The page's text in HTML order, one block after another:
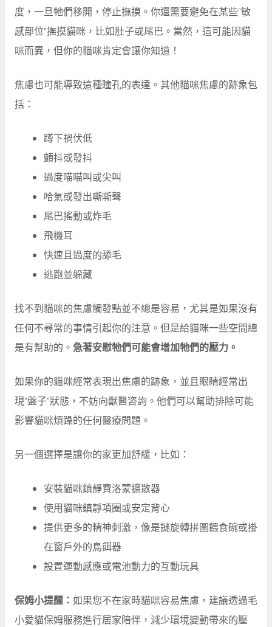
度，一旦牠們移開，停止撫摸。你還需要避免在某些”敏
感部位”撫摸貓咪，比如肚子或尾巴。當然，這可能因貓
咪而異，但你的貓咪肯定會讓你知道！
焦慮也可能導致這種瞳孔的表達。其他貓咪焦慮的跡象包
括：
蹲下禍伏低
顫抖或發抖
過度喵喵叫或尖叫
哈氣或發出嘶嘶聲
尾巴搖動或炸毛
飛機耳
快速且過度的舔毛
逃跑並躲藏
找不到貓咪的焦慮觸發點並不總是容易，尤其是如果沒有
任何不尋常的事情引起你的注意。但是給貓咪一些空間總
是有幫助的。 急著安慰牠們可能會增加牠們的壓力。
如果你的貓咪經常表現出焦慮的跡象，並且眼睛經常出
現”盤子”狀態，不妨向獸醫咨詢。他們可以幫助排除可能
影響貓咪煩躁的任何醫療問題。
另一個選擇是讓你的家更加舒緩，比如：
安裝貓咪鎮靜費洛蒙擴散器
使用貓咪鎮靜項圈或安定背心
提供更多的精神刺激，像是謎旋轉拼圖餵食碗或掛
在窗戶外的鳥餌器
設置運動感應或電池動力的互動玩具
保姆小提醒： 如果您不在家時貓咪容易焦慮，建議透過毛
小愛貓保姆服務進行居家陪伴，減少環境變動帶來的壓